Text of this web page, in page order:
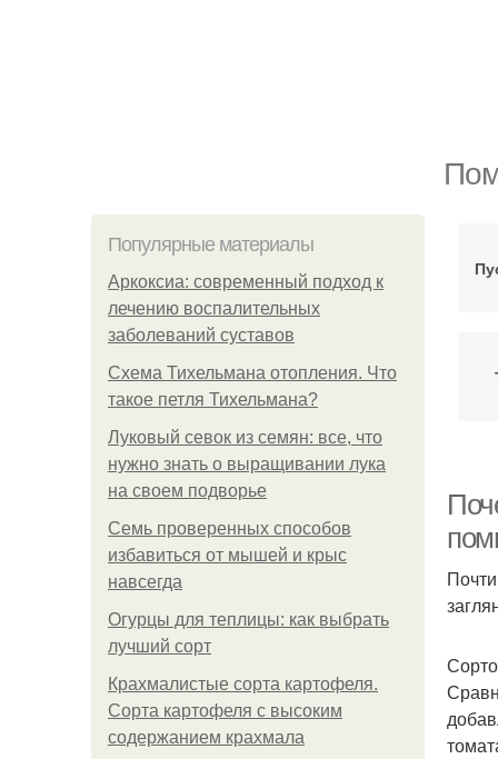
Популярные материалы
Аркоксиа: современный подход к
лечению воспалительных
заболеваний суставов
Схема Тихельмана отопления. Что
такое петля Тихельмана?
Луковый севок из семян: все, что
нужно знать о выращивании лука
на своем подворье
Семь проверенных способов
избавиться от мышей и крыс
навсегда
Огурцы для теплицы: как выбрать
лучший сорт
Крахмалистые сорта картофеля.
Сорта картофеля с высоким
содержанием крахмала